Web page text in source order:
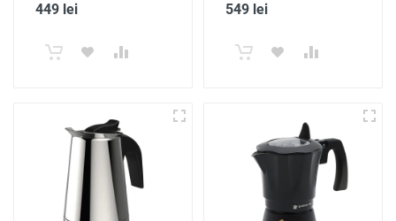
449 lei 549 lei